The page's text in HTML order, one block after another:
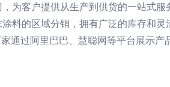
为客户提供从生产到供货的一站式服
料的区域分销，拥有广泛的库存和灵
通过阿里巴巴、慧聪网等平台展示产